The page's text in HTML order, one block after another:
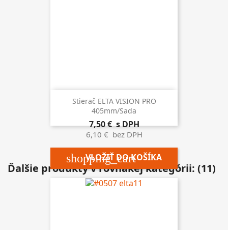
Stierač ELTA VISION PRO
405mm/sada
7,50 €s DPH
6,10 € bez DPH
shopping_cart
VLOŽIŤ DO KOŠÍKA
Ďalšie produkty v rovnakej kategórii: (11)